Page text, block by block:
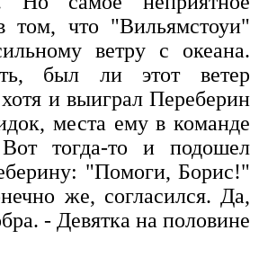
том, что "Вильямстоуи"
ветру с океана.
был ли этот ветер
и выиграл Переберин
места ему в команде
тогда-то и подошел
"Помоги, Борис!"
же, согласился. Да,
- Девятка на половине